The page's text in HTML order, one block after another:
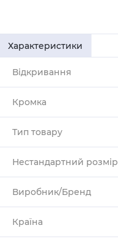
Характеристики
Відкривання
Кромка
Тип товару
Нестандартний розмір
Виробник/Бренд
Країна